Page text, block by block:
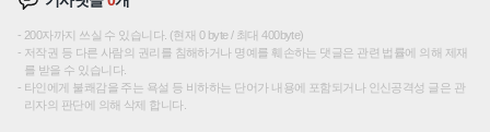
200자까지 쓰실 수 있습니다. (현재 0 byte / 최대 400byte)
저작권 등 다른 사람의 권리를 침해하거나 명예를 훼손하는 댓글은 관련 법률에 의해 제재
를 받을 수 있습니다.
타인에게 불쾌감을 주는 욕설 등 비하하는 단어가 내용에 포함되거나 인신공격성 글은 관
리자의 판단에 의해 삭제 합니다.